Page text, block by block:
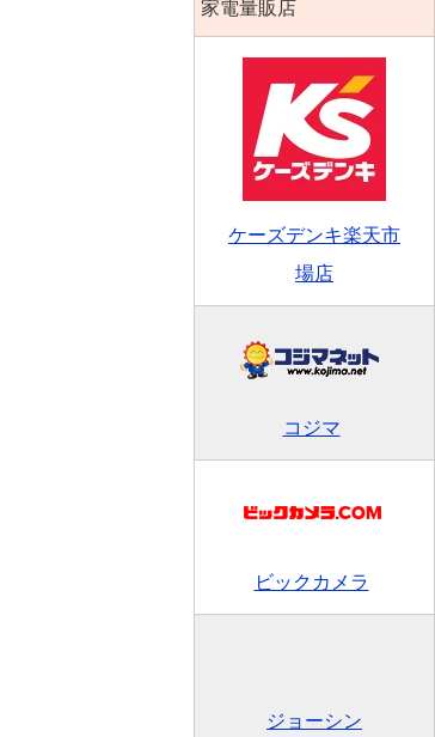
家電量販店
ケーズデンキ楽天市
場店
コジマ
ビックカメラ
ジョーシン